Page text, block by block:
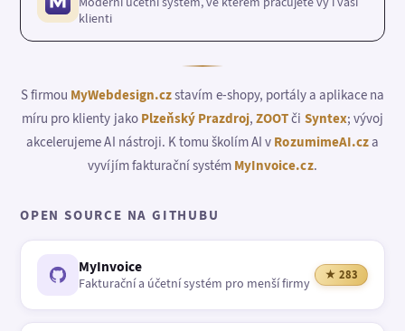
klienti
S firmou MyWebdesign.czstavím e-shopy, portály a aplikace na
míru pro klienty jako Plzeňský Prazdroj,ZOOTči Syntex; vývoj
akcelerujeme AI nástroji. K tomu školím AI v RozumimeAI.cza
vyvíjím fakturační systém MyInvoice.cz.
OPEN SOURCE NA GITHUBU
MyInvoice
Fakturační a účetní systém pro menší firmy
★ 283